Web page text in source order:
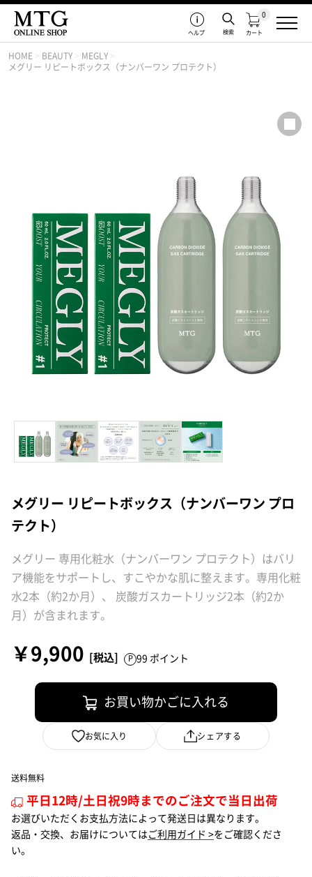
カート
0
検索
ヘルプ
HOME > BEAUTY > MEGLY >
メグリー リピートボックス（ナンバーワン プロテクト）
メグリー リピートボックス（ナンバーワン プロ
テクト）
メグリー 専用化粧水（ナンバーワン プロテクト）はバリ
ア機能をサポートし、すこやかな肌に整えます。専用化粧
水2本（約2か月）、 炭酸ガスカートリッジ2本（約2か
月）が含まれます。
￥9,900 99 ポイント
お買い物かごに入れる
お気に入り シェアする
送料無料
平日12時/土日祝9時までのご注文で当日出荷
お選びいただくお支払方法によって発送日は異なります。
返品・交換、お届けについては ご利用ガイド >をご確認くださ
い。